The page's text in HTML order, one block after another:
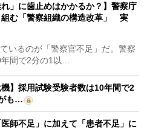
れ」に歯止めはかかるか？】警察庁
組む「警察組織の構造改革」 実
いるのが「警察官不足」だ。警察
間で2分の1以…
機】採用試験受験者数は10年間で2
も…
師不足」に加えて「患者不足」に